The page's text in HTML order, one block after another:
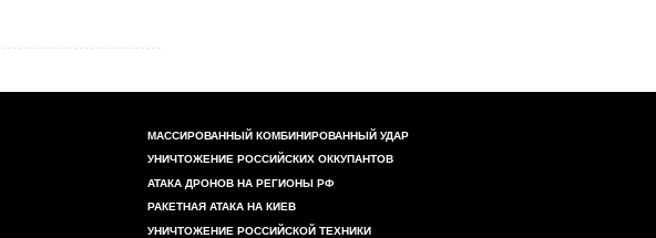
МАССИРОВАННЫЙ КОМБИНИРОВАННЫЙ УДАР
УНИЧТОЖЕНИЕ РОССИЙСКИХ ОККУПАНТОВ
АТАКА ДРОНОВ НА РЕГИОНЫ РФ
РАКЕТНАЯ АТАКА НА КИЕВ
УНИЧТОЖЕНИЕ РОССИЙСКОЙ ТЕХНИКИ